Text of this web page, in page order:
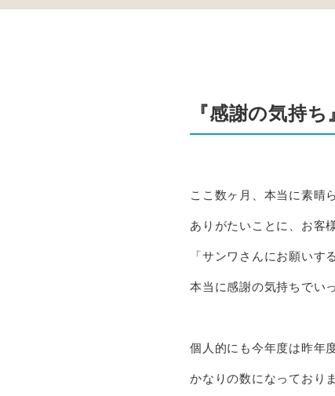
『感謝の気持ち
ここ数ヶ月、本当に素晴
ありがたいことに、お客
「サンワさんにお願いす
本当に感謝の気持ちでい
個人的にも今年度は昨年
かなりの数になっており